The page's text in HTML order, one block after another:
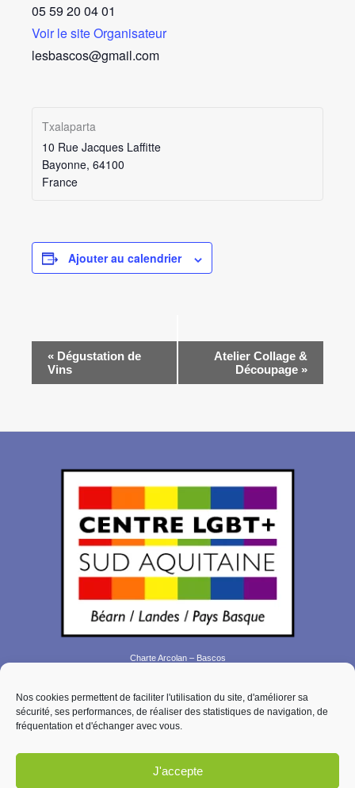
Nos cookies permettent de faciliter l'utilisation du site, d'améliorer sa
sécurité, ses performances, de réaliser des statistiques de navigation, de
fréquentation et d'échanger avec vous.
J'accepte
05 59 20 04 01
Voir le site Organisateur
lesbascos@gmail.com
Txalaparta
10 Rue Jacques Laffitte
Bayonne, 64100
France
Ajouter au calendrier
Navigation
Évènement
« Dégustation de
Vins
Atelier Collage &
Découpage »
Charte Arcolan – Bascos
Contact
Mentions légales
Politique de cookies (EU)